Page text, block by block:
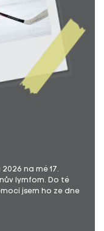
na mé 17.
lymfom. Do té
jsem ho ze dne